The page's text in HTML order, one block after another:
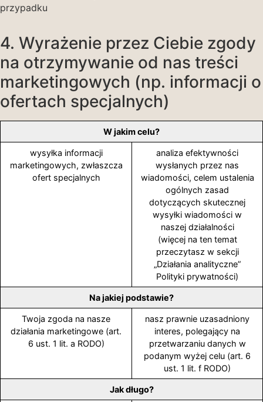
przypadku
4. Wyrażenie przez Ciebie zgody
na otrzymywanie od nas treści
marketingowych (np. informacji o
ofertach specjalnych)
W jakim celu?
wysyłka informacji
marketingowych, zwłaszcza
ofert specjalnych
analiza efektywności
wysłanych przez nas
wiadomości, celem ustalenia
ogólnych zasad
dotyczących skutecznej
wysyłki wiadomości w
naszej działalności
(więcej na ten temat
przeczytasz w sekcji
„Działania analityczne”
Polityki prywatności)
Na jakiej podstawie?
Twoja zgoda na nasze
działania marketingowe (art.
6 ust. 1 lit. a RODO)
nasz prawnie uzasadniony
interes, polegający na
przetwarzaniu danych w
podanym wyżej celu (art. 6
ust. 1 lit. f RODO)
Jak długo?